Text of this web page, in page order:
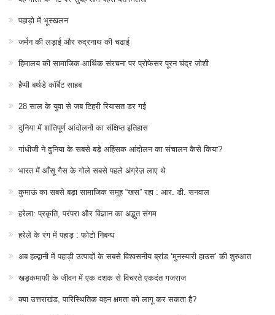
पहाड़ो में भूस्खलन
जर्मन की लड़ाई और रुद्रनाथ की चढाई
हिमालय की सामाजिक-आर्थिक संरचना पर प्रोफेसर पूरन चंद्र जोशी
हैप्पी बर्थडे कॉर्बेट साहब
28 साल के युवा से जब टिहरी रियासत डर गई
दुनिया में शांतिपूर्ण आंदोलनों का संक्षिप्त इतिहास
गांधीजी ने दुनिया के सबसे बड़े अहिंसक आंदोलन का संचालन कैसे किया?
भारत में आँसू गैस के गोले सबसे पहले अंग्रेज़ लाए थे
कुमाऊं का सबसे बड़ा सामाजिक समूह “खस” रहा : आर. डी. सनवाल
हरेला: प्रकृति, परंपरा और विज्ञान का अद्भुत संगम
हरेले के रंग में पहाड़ : फोटो निबन्ध
अब हल्द्वानी में पहाड़ी उत्पादों के सबसे विश्वसनीय ब्रांड ‘मुनस्यारी हाउस’ की शुरुआत
खड़कमाफी के जीवन में एक दशक से विचरते एकदंत गजराज
क्या उत्तराखंड, पारिस्थितिक वहन क्षमता को लागू कर सकता है?